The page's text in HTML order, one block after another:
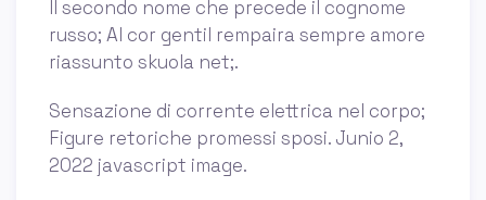
Il secondo nome che precede il cognome
russo; Al cor gentil rempaira sempre amore
riassunto skuola net;.
Sensazione di corrente elettrica nel corpo;
Figure retoriche promessi sposi. Junio 2,
2022 javascript image.